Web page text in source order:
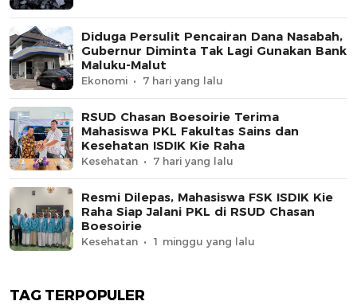
Diduga Persulit Pencairan Dana Nasabah,
Gubernur Diminta Tak Lagi Gunakan Bank
Maluku-Malut
Ekonomi 7 hari yang lalu
RSUD Chasan Boesoirie Terima
Mahasiswa PKL Fakultas Sains dan
Kesehatan ISDIK Kie Raha
Kesehatan 7 hari yang lalu
Resmi Dilepas, Mahasiswa FSK ISDIK Kie
Raha Siap Jalani PKL di RSUD Chasan
Boesoirie
Kesehatan 1 minggu yang lalu
TAG TERPOPULER